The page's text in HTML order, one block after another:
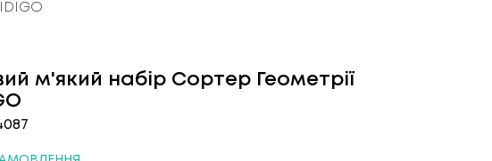
м'який набір Сортер Геометрії